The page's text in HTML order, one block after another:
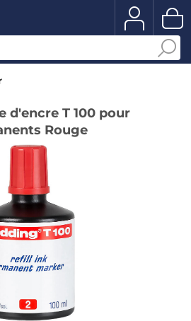
d'encre T 100 pour
Rouge